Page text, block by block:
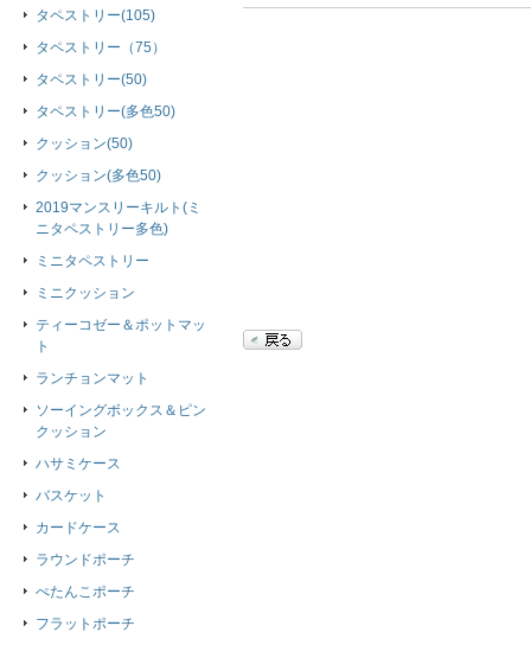
タペストリー(105)
タペストリー（75）
タペストリー(50)
タペストリー(多色50)
クッション(50)
クッション(多色50)
2019マンスリーキルト(ミ
ニタペストリー多色)
ミニタペストリー
ミニクッション
ティーコゼー＆ポットマッ
ト
ランチョンマット
ソーイングボックス＆ピン
クッション
ハサミケース
バスケット
カードケース
ラウンドポーチ
ぺたんこポーチ
フラットポーチ